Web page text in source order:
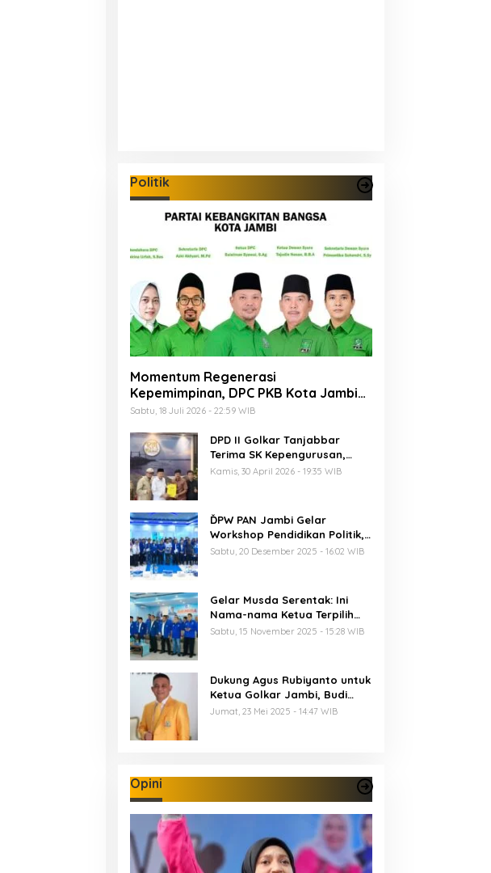
Politik
Momentum Regenerasi
Kepemimpinan, DPC PKB Kota Jambi
Siap Sukseskan Harlah PKB ke-28
Sabtu, 18 Juli 2026 - 22:59 WIB
DPD II Golkar Tanjabbar
Terima SK Kepengurusan,
Perdana di Jambi Pasca
Kamis, 30 April 2026 - 19:35 WIB
ĎPW PAN Jambi Gelar
Workshop Pendidikan Politik,
Al Haris Ajak Kader Perkuat
Sabtu, 20 Desember 2025 - 16:02 WIB
Gelar Musda Serentak: Ini
Nama-nama Ketua Terpilih
DPD PAN di Jambi
Sabtu, 15 November 2025 - 15:28 WIB
Dukung Agus Rubiyanto untuk
Ketua Golkar Jambi, Budi
Setiawan: Regenerasi
Jumat, 23 Mei 2025 - 14:47 WIB
Opini